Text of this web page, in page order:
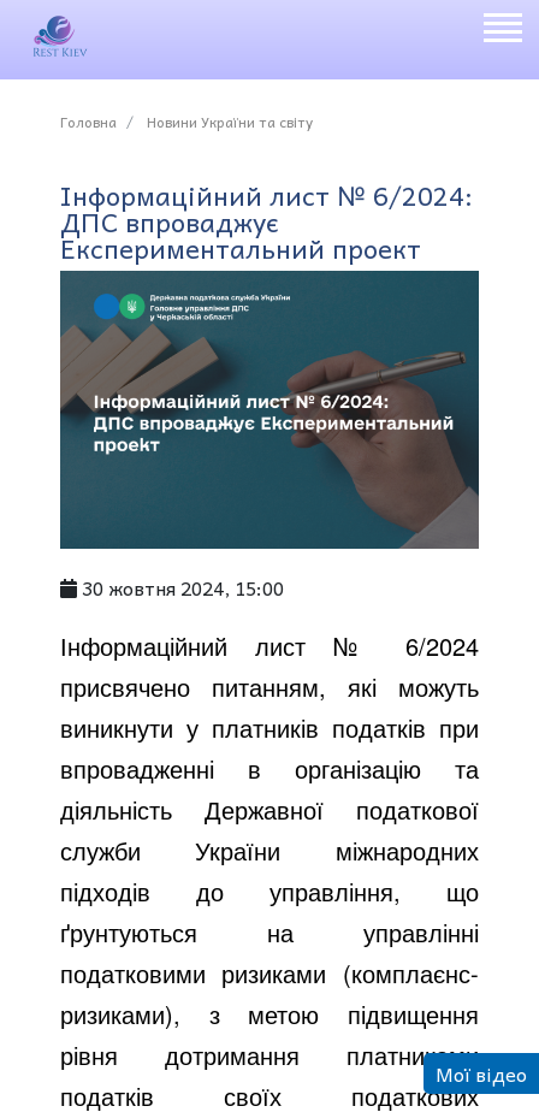
Головна Новини України та світу
Інформаційний лист № 6/2024:
ДПС впроваджує
Експериментальний проект
30 жовтня 2024, 15:00
Інформаційний лист № 6/2024
присвячено питанням, які можуть
виникнути у платників податків при
впровадженні в організацію та
діяльність Державної податкової
служби України міжнародних
підходів до управління, що
ґрунтуються на управлінні
податковими ризиками (комплаєнс-
ризиками), з метою підвищення
рівня дотримання платниками
податків своїх податкових
Мої відео